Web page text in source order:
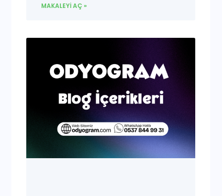
MAKALEYI AÇ »